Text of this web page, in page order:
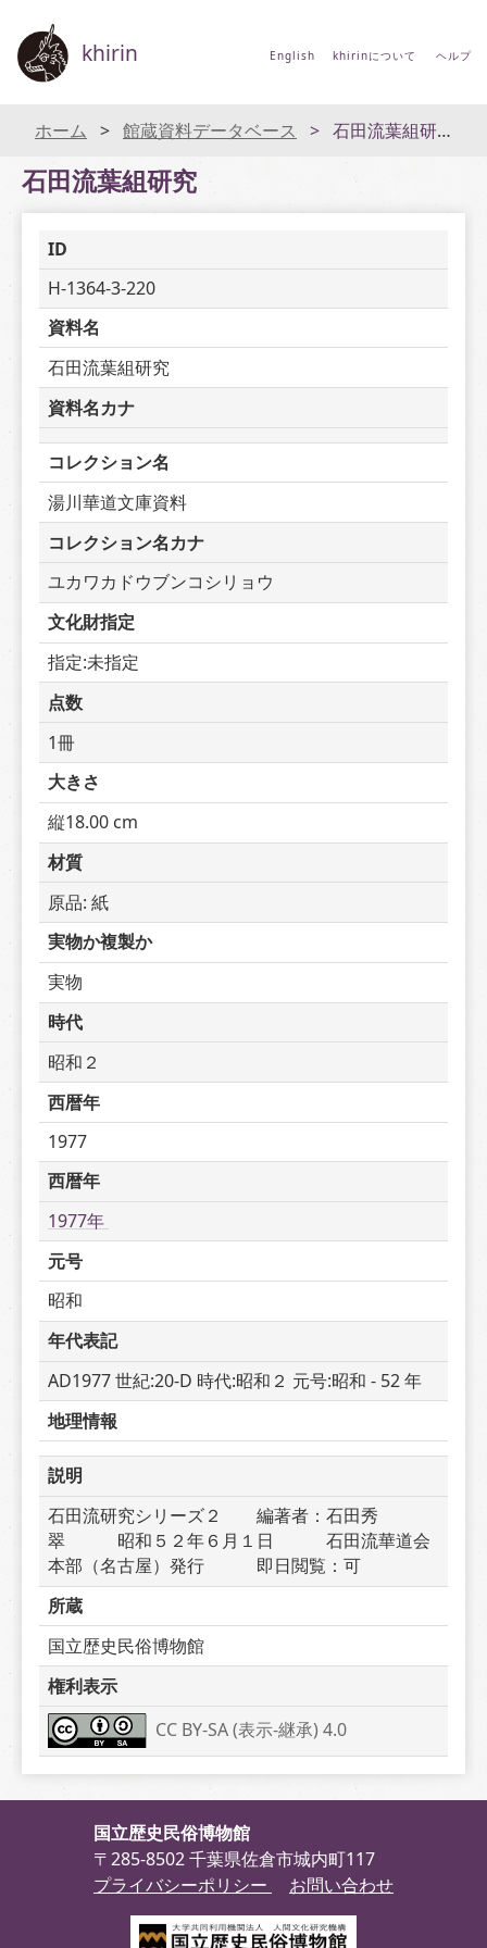
khirin English khirinについて ヘルプ
ホーム 館蔵資料データベース 石田流葉組研究
石田流葉組研究
ID
H-1364-3-220
資料名
石田流葉組研究
資料名カナ
コレクション名
湯川華道文庫資料
コレクション名カナ
ユカワカドウブンコシリョウ
文化財指定
指定:未指定
点数
1冊
大きさ
縦18.00 cm
材質
原品: 紙
実物か複製か
実物
時代
昭和２
西暦年
1977
西暦年
1977年
元号
昭和
年代表記
AD1977 世紀:20-D 時代:昭和２ 元号:昭和 - 52 年
地理情報
説明
石田流研究シリーズ２　　編著者：石田秀
翠　　　昭和５２年６月１日　　　石田流華道会
本部（名古屋）発行　　　即日閲覧：可
所蔵
国立歴史民俗博物館
権利表示
CC BY-SA (表示-継承) 4.0
国立歴史民俗博物館
〒285-8502 千葉県佐倉市城内町117
プライバシーポリシー
お問い合わせ